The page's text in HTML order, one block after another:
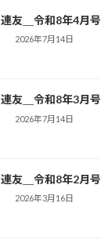
連友＿令和8年4月号
2026年7月14日
連友＿令和8年3月号
2026年7月14日
連友＿令和8年2月号
2026年3月16日